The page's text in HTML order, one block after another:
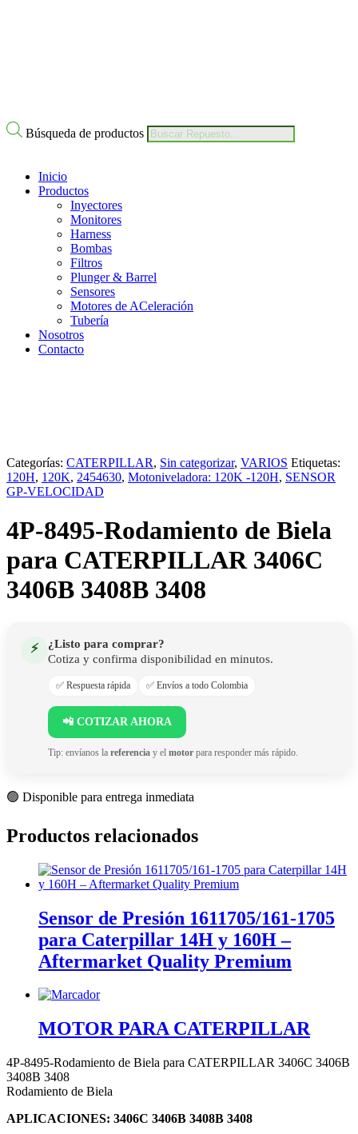
Búsqueda de productos
Inicio
Productos
Inyectores
Monitores
Harness
Bombas
Filtros
Plunger & Barrel
Sensores
Motores de ACeleración
Tubería
Nosotros
Contacto
Categorías: CATERPILLAR, Sin categorizar, VARIOS Etiquetas:
120H, 120K, 2454630, Motoniveladora: 120K -120H, SENSOR
GP-VELOCIDAD
4P-8495-Rodamiento de Biela
para CATERPILLAR 3406C
3406B 3408B 3408
⚡
¿Listo para comprar?
Cotiza y confirma disponibilidad en minutos.
✅ Respuesta rápida ✅ Envíos a todo Colombia
📲 COTIZAR AHORA
Tip: envíanos la referencia y el motor para responder más rápido.
🟢 Disponible para entrega inmediata
Productos relacionados
Sensor de Presión 1611705/161-1705
para Caterpillar 14H y 160H –
Aftermarket Quality Premium
MOTOR PARA CATERPILLAR
4P-8495-Rodamiento de Biela para CATERPILLAR 3406C 3406B
3408B 3408
Rodamiento de Biela
APLICACIONES: 3406C 3406B 3408B 3408